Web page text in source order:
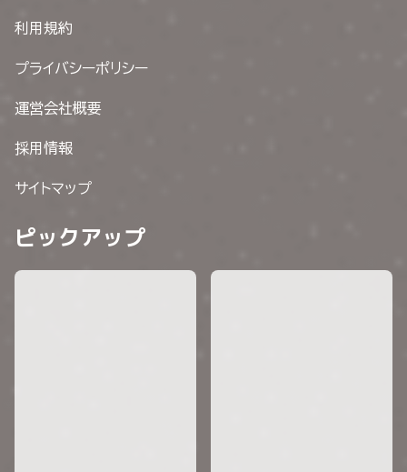
利用規約
プライバシーポリシー
運営会社概要
採用情報
サイトマップ
ピックアップ